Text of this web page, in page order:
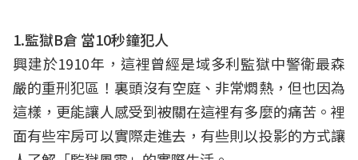
1.監獄B倉 當10秒鐘犯人
興建於1910年，這裡曾經是域多利監獄中警衛最森
嚴的重刑犯區！裏頭沒有空庭、非常燜熱，但也因為
這樣，更能讓人感受到被關在這裡有多麼的痛苦。裡
面有些牢房可以實際走進去，有些則以投影的方式讓